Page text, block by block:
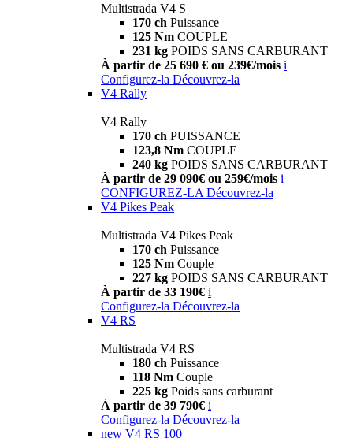
Multistrada V4 S
170 ch Puissance
125 Nm COUPLE
231 kg POIDS SANS CARBURANT
À partir de 25 690 € ou 239€/mois i
Configurez-la Découvrez-la
V4 Rally
V4 Rally
170 ch PUISSANCE
123,8 Nm COUPLE
240 kg POIDS SANS CARBURANT
À partir de 29 090€ ou 259€/mois i
CONFIGUREZ-LA Découvrez-la
V4 Pikes Peak
Multistrada V4 Pikes Peak
170 ch Puissance
125 Nm Couple
227 kg POIDS SANS CARBURANT
À partir de 33 190€ i
Configurez-la Découvrez-la
V4 RS
Multistrada V4 RS
180 ch Puissance
118 Nm Couple
225 kg Poids sans carburant
À partir de 39 790€ i
Configurez-la Découvrez-la
new V4 RS 100